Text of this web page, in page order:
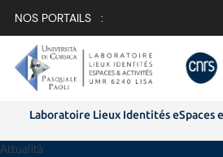
NOS PORTAILS :
Laboratoire Lieux Identités eSpaces
Attualità